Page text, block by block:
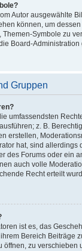
Autor ausgewählte
können, um
Symbole zu
Board-Administration
Gruppen
umfassendsten
z. B.
erstellen,
hat, sind allerdings
des Forums oder ein
auch volle
Recht erteilt
ist es, das
Bereich Beiträge
öffnen, zu verschieben